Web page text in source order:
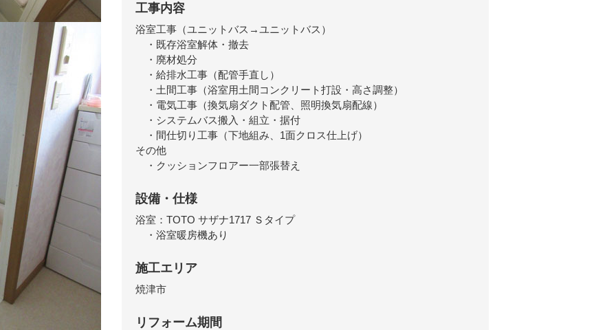
工事内容
浴室工事（ユニットバス→ユニットバス）
・既存浴室解体・撤去
・廃材処分
・給排水工事（配管手直し）
・土間工事（浴室用土間コンクリート打設・高さ調整）
・電気工事（換気扇ダクト配管、照明換気扇配線）
・システムバス搬入・組立・据付
・間仕切り工事（下地組み、1面クロス仕上げ）
その他
・クッションフロアー一部張替え
設備・仕様
浴室：TOTO サザナ1717 Ｓタイプ
・浴室暖房機あり
施工エリア
焼津市
リフォーム期間